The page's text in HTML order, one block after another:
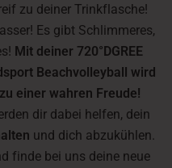
zu deiner Trinkflasche!
Es gibt Schlimmeres,
Mit deiner 720°DGREE
Beachvolleyball wird
einer wahren Freude!
dir dabei helfen, dein
und dich abzukühlen.
finde bei uns deine neue